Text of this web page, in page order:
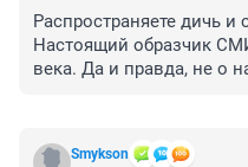
Распространяете дичь и
Настоящий образчик
века. Да и правда, не о
Smykson